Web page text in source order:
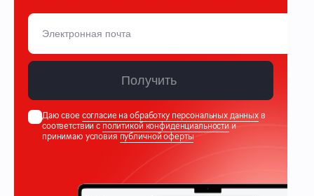
Получить
Даю свое согласие на обработку персональных данных в
соответствии сполитикой конфиденциальностии
принимаю условияпубличной оферты